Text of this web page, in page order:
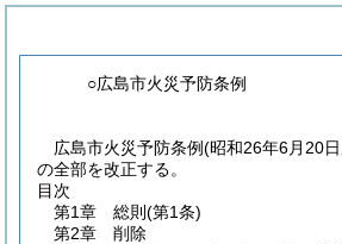
○広島市火災予防条例
広島市火災予防条例(昭和26年6月20
の全部を改正する。
目次
第1章
総則 (第1条)
第2章
削除